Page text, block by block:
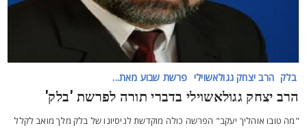
בלק הרב יצחק גגולאשוילי פרשת שבוע מאת...
יצחק גגולאשוילי בדברי תורה לפרשת 'בלק'
טובו אוהליך יעקב" הפרשה כולה מוקדשת לניסיונו של בלק מלך מואב לקלל